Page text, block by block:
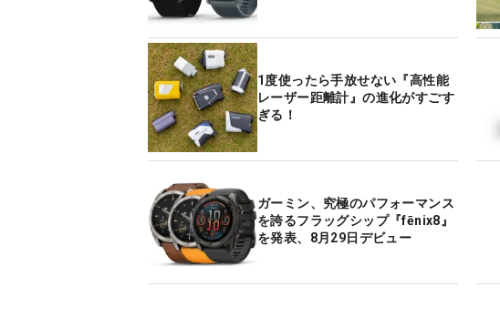
1度使ったら手放せない『高性能
レーザー距離計』の進化がすごす
ぎる！
ガーミン、究極のパフォーマンス
を誇るフラッグシップ『fēnix8』
を発表、8月29日デビュー